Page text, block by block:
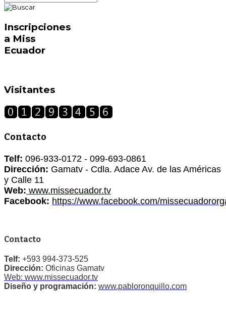
Inscripciones
a Miss
Ecuador
Visitantes
Contacto
Telf: 096-933-0172 - 099-693-0861
Dirección: Gamatv - Cdla. Adace Av. de las Américas
y Calle 11
Web: www.missecuador.tv
Facebook: https://www.facebook.com/
Contacto
Telf: +593 994-373-525
Dirección: Oficinas Gamatv
Web: www.missecuador.tv
Diseño y programación: www.pabloronquillo.com